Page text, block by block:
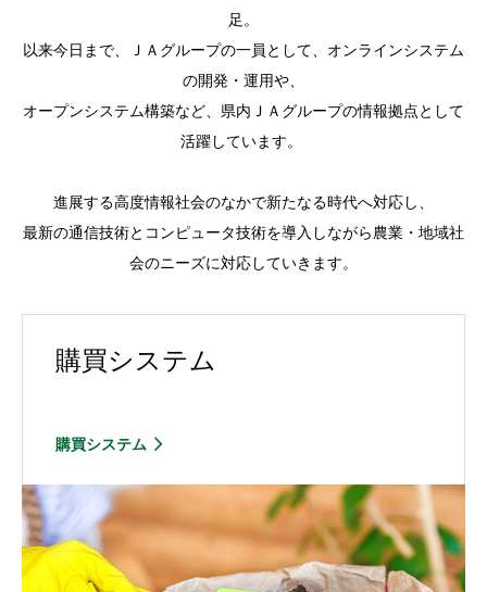
足。
以来今日まで、ＪＡグループの一員として、オンラインシステム
の開発・運用や、
オープンシステム構築など、県内ＪＡグループの情報拠点として
活躍しています。
進展する高度情報社会のなかで新たなる時代へ対応し、
最新の通信技術とコンピュータ技術を導入しながら農業・地域社
会のニーズに対応していきます。
購買システム
購買システム